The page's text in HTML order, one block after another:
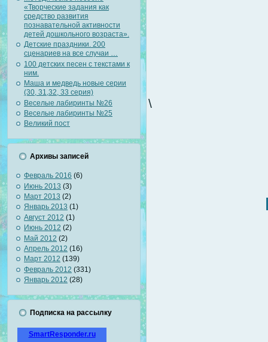
«Творческие задания как
средство развития
познавательной активности
детей дошкольного возраста».
Детские праздники. 200
сценариев на все случаи …
100 детских песен с текстами к
ним.
Маша и медведь новые серии
(30, 31,32, 33 серия)
Веселые лабиринты №26
Веселые лабиринты №25
Великий пост
Архивы записей
Февраль 2016 (6)
Июнь 2013 (3)
Март 2013 (2)
Январь 2013 (1)
Август 2012 (1)
Июнь 2012 (2)
Май 2012 (2)
Апрель 2012 (16)
Март 2012 (139)
Февраль 2012 (331)
Январь 2012 (28)
Подписка на рассылку
SmartResponder.ru
\